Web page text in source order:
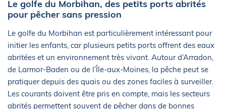
Le golfe du Morbihan, des petits ports abrités
pour pêcher sans pression
Le golfe du Morbihan est particulièrement intéressant pour
initier les enfants, car plusieurs petits ports offrent des eaux
abritées et un environnement très vivant. Autour d’Arradon,
de Larmor-Baden ou de l’Île-aux-Moines, la pêche peut se
pratiquer depuis des quais ou des zones faciles à surveiller.
Les courants doivent être pris en compte, mais les secteurs
abrités permettent souvent de pêcher dans de bonnes